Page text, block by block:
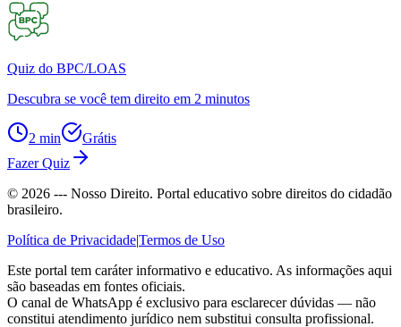
Quiz do BPC/LOAS
Descubra se você tem direito em 2 minutos
2 min
Grátis
Fazer Quiz
© 2026 --- Nosso Direito. Portal educativo sobre direitos do cidadão
brasileiro.
Política de Privacidade|Termos de Uso
Este portal tem caráter informativo e educativo. As informações aqui
são baseadas em fontes oficiais.
O canal de WhatsApp é exclusivo para esclarecer dúvidas — não
constitui atendimento jurídico nem substitui consulta profissional.